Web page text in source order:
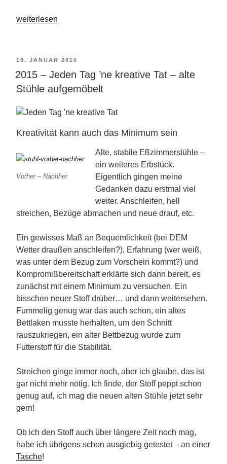
„Kreative
was
eigentlich
Kreativität“
weiterlesen
VERÖFFENTLICHT
AM
19. JANUAR 2015
2015 – Jeden Tag ’ne kreative Tat – alte
Stühle aufgemöbelt
Kreativität kann auch das Minimum sein
Vorher – Nachher
Alte, stabile Eßzimmerstühle –
ein weiteres Erbstück.
Eigentlich gingen meine
Gedanken dazu erstmal viel
weiter. Anschleifen, hell
streichen, Bezüge abmachen und neue drauf, etc.
Ein gewisses Maß an Bequemlichkeit (bei DEM
Wetter draußen anschleifen?), Erfahrung (wer weiß,
was unter dem Bezug zum Vorschein kommt?) und
Kompromißbereitschaft erklärte sich dann bereit, es
zunächst mit einem Minimum zu versuchen. Ein
bisschen neuer Stoff drüber… und dann weitersehen.
Fummelig genug war das auch schon, ein altes
Bettlaken musste herhalten, um den Schnitt
rauszukriegen, ein alter Bettbezug wurde zum
Futterstoff für die Stabilität.
Streichen ginge immer noch, aber ich glaube, das ist
gar nicht mehr nötig. Ich finde, der Stoff peppt schon
genug auf, ich mag die neuen alten Stühle jetzt sehr
gern!
Ob ich den Stoff auch über längere Zeit noch mag,
habe ich übrigens schon ausgiebig getestet – an einer
Tasche!